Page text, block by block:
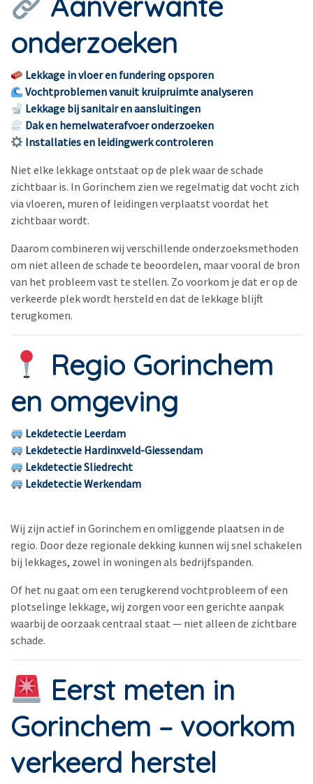
onderzoeken
Lekkage in vloer en fundering opsporen
Vochtproblemen vanuit kruipruimte analyseren
Lekkage bij sanitair en aansluitingen
Dak en hemelwaterafvoer onderzoeken
Installaties en leidingwerk controleren
Niet elke lekkage ontstaat op de plek waar de schade
zichtbaar is. In Gorinchem zien we regelmatig dat vocht zich
via vloeren, muren of leidingen verplaatst voordat het
zichtbaar wordt.
Daarom combineren wij verschillende onderzoeksmethoden
om niet alleen de schade te beoordelen, maar vooral de bron
van het probleem vast te stellen. Zo voorkom je dat er op de
verkeerde plek wordt hersteld en dat de lekkage blijft
terugkomen.
Regio Gorinchem
en omgeving
Lekdetectie Leerdam
Lekdetectie Hardinxveld-Giessendam
Lekdetectie Sliedrecht
Lekdetectie Werkendam
Wij zijn actief in Gorinchem en omliggende plaatsen in de
regio. Door deze regionale dekking kunnen wij snel schakelen
bij lekkages, zowel in woningen als bedrijfspanden.
Of het nu gaat om een terugkerend vochtprobleem of een
plotselinge lekkage, wij zorgen voor een gerichte aanpak
waarbij de oorzaak centraal staat — niet alleen de zichtbare
schade.
Eerst meten in
Gorinchem – voorkom
verkeerd herstel